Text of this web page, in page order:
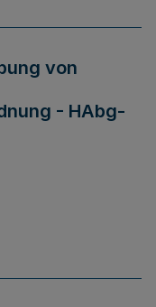
von
- HAbg-